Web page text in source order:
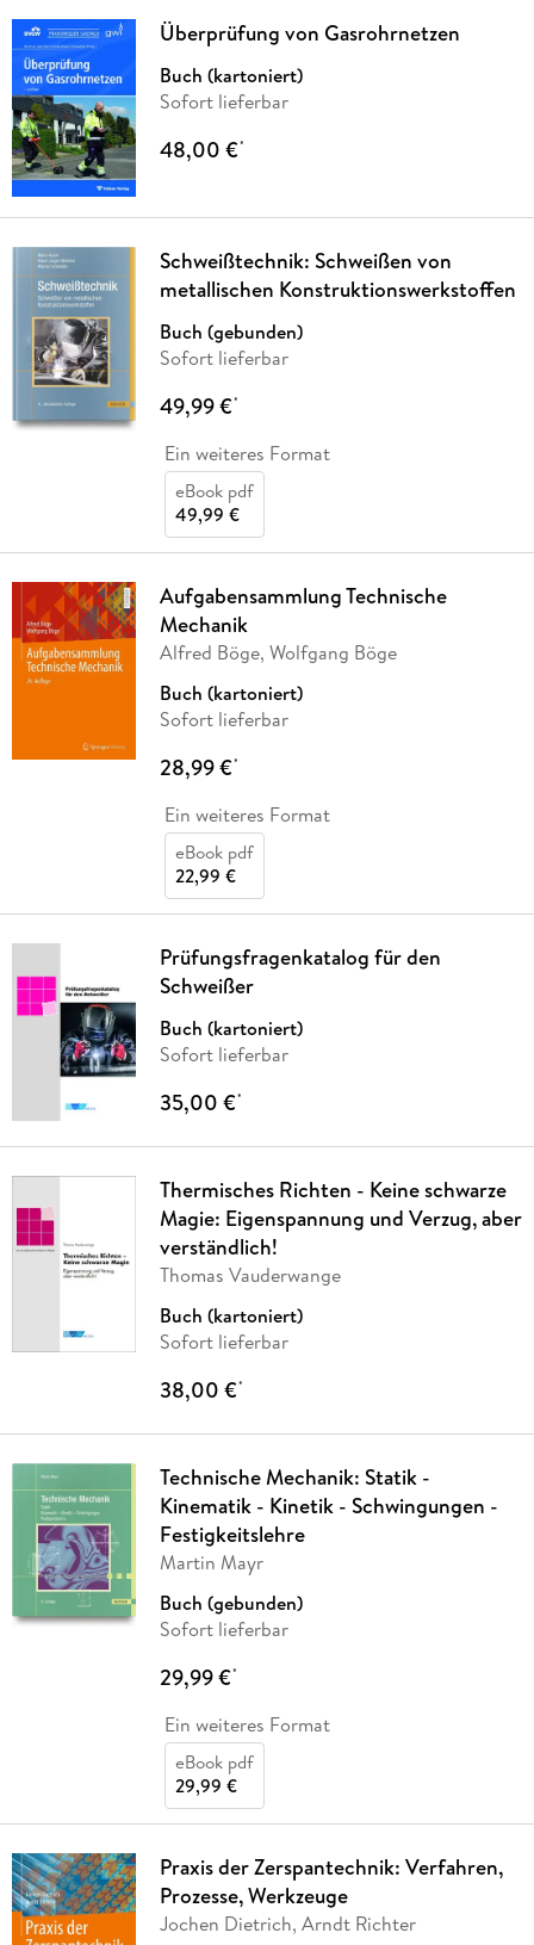
Überprüfung von Gasrohrnetzen
Buch (kartoniert)
Sofort lieferbar
48,00 €*
Schweißtechnik: Schweißen von
metallischen Konstruktionswerkstoffen
Buch (gebunden)
Sofort lieferbar
49,99 €*
Ein weiteres Format
eBook pdf
49,99 €
Aufgabensammlung Technische
Mechanik
Alfred Böge, Wolfgang Böge
Buch (kartoniert)
Sofort lieferbar
28,99 €*
Ein weiteres Format
eBook pdf
22,99 €
Prüfungsfragenkatalog für den
Schweißer
Buch (kartoniert)
Sofort lieferbar
35,00 €*
Thermisches Richten - Keine schwarze
Magie: Eigenspannung und Verzug, aber
verständlich!
Thomas Vauderwange
Buch (kartoniert)
Sofort lieferbar
38,00 €*
Technische Mechanik: Statik -
Kinematik - Kinetik - Schwingungen -
Festigkeitslehre
Martin Mayr
Buch (gebunden)
Sofort lieferbar
29,99 €*
Ein weiteres Format
eBook pdf
29,99 €
Praxis der Zerspantechnik: Verfahren,
Prozesse, Werkzeuge
Jochen Dietrich, Arndt Richter